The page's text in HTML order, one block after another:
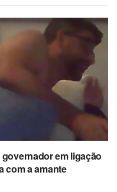
governador em ligação
com a amante